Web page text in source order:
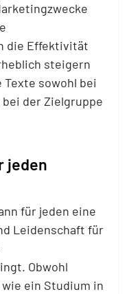
die Effektivität
steigern
Texte sowohl bei
bei der Zielgruppe
jeden
für jeden eine
Leidenschaft für
Obwohl
ein Studium in